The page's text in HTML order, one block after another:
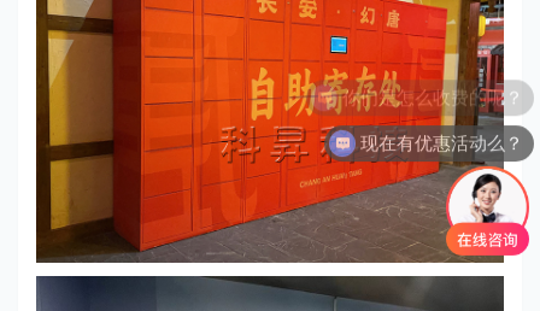
现在有优惠活动么？